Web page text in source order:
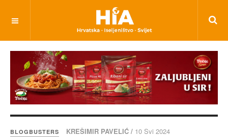
BLOGBUSTERS KREŠIMIR PAVELIĆ / 10 Svi 2024